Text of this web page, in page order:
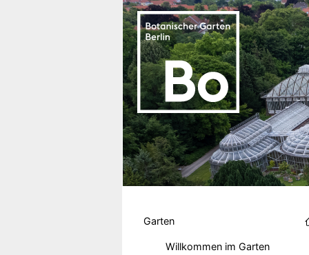
Garten
Willkommen im Garten